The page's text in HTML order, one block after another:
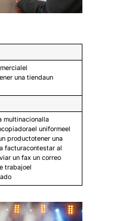
una tiendaun
multinacionalla
uniformeel
productotener una
facturacontestar al
un fax un correo
trabajoel